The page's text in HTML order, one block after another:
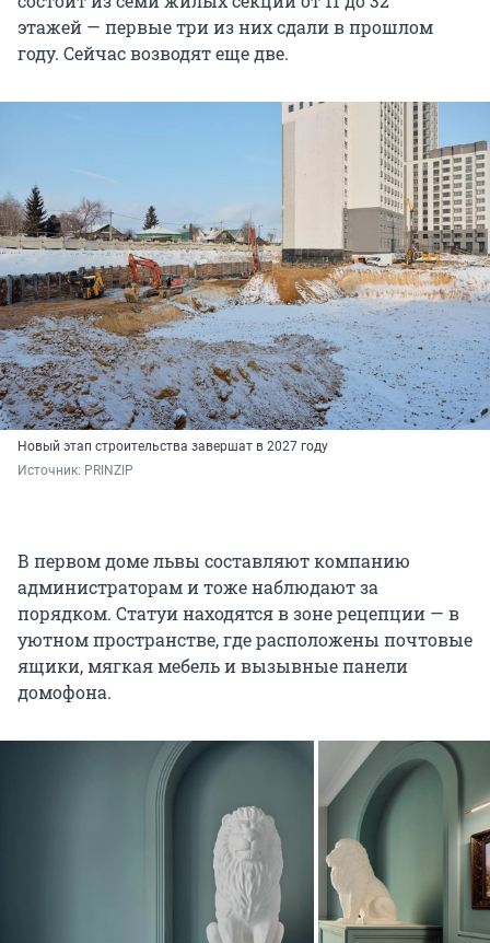
этажей — первые три из них сдали в прошлом
году. Сейчас возводят еще две.
Новый этап строительства завершат в 2027 году
Источник: PRINZIP
В первом доме львы составляют компанию
администраторам и тоже наблюдают за
порядком. Статуи находятся в зоне рецепции — в
уютном пространстве, где расположены почтовые
ящики, мягкая мебель и вызывные панели
домофона.